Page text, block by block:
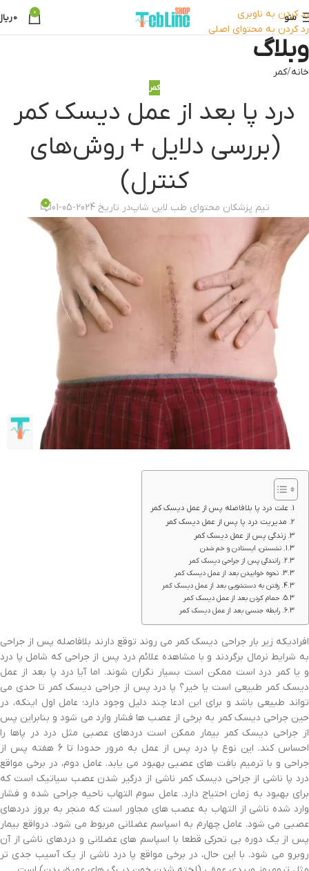
رد کردن به ناوبری
رد کردن به محتوای اصلی
منو 0
0
وبلاگ
خانه کمر
کمر
درد پا بعد از عمل دیسک کمر
(بررسی دلایل + روش‌های
کنترل)
تیم پزشکان محتوای طب لاین شاپدر تاریخ 2024-05-01 0
علت درد پا بلافاصله پس از عمل دیسک کمر
مدیریت درد پا پس از عمل دیسک کمر
زندگی پس از عمل دیسک کمر
نشستن، ایستادن و خم شدن
رانندگی پس از جراحی دیسک کمر
نحوه خوابیدن بعد از عمل دیسک کمر
رفتن به دستشویی بعد از عمل دیسک کمر
حمام کردن بعد از عمل دیسک کمر
رابطه جنسی بعد از عمل دیسک کمر
افرادیکه زیر بار جراحی دیسک کمر می روند توقع دارند بلافاصله پس از جراحی
به شرایط نرمال برگردند و با مشاهده علائم درد پس از جراحی که شامل پا درد
و یا کمر درد است ممکن است بسیار نگران شوند. اما آیا درد پا بعد از عمل
دیسک کمر طبیعی است یا خیر؟ پا درد پس از جراحی دیسک کمر تا حدی می
تواند طبیعی باشد و برای این ادعا چند دلیل وجود دارد؛ عامل اول اینکه، در
حین جراحی دیسک کمر به برخی از عصب ها فشار وارد می شود و بنابراین پس
از جراحی دیسک کمر بیمار ممکن است دردهای عصبی مثل درد در پاها را
احساس کند. این نوع پا درد پس از عمل به مرور حدودا تا 6 هفته پس از
جراحی و با ترمیم بافت های عصبی بهبود می یابد. عامل دوم، در برخی مواقع
درد پا ناشی از جراحی دیسک کمر ناشی از درگیر شدن عصب سیاتیک است که
برای بهبود به زمان احتیاج دارد. عامل سوم التهاب ناحیه جراحی شده و فشار
وارد شده ناشی از التهاب به عصب های مجاور است که منجر به بروز دردهای
عصبی می شود. عامل چهارم به اسپاسم عضلانی مربوط می شود. درواقع بیمار
پس از یک دوره بی تحرکی قطعا با اسپاسم های عضلانی و دردهای ناشی از آن
روبرو می شود. با این حال، در برخی مواقع پا درد ناشی از یک آسیب جدی تر